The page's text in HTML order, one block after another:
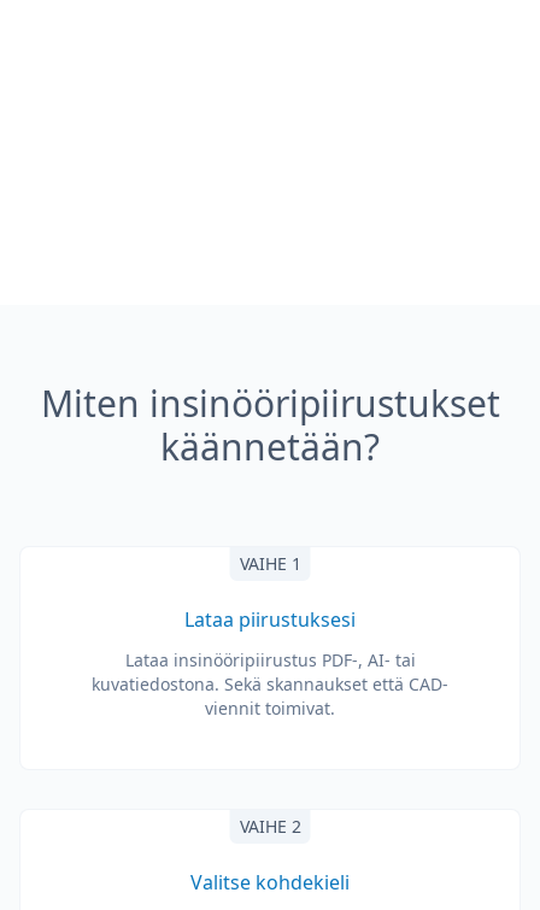
Miten insinööripiirustukset
käännetään?
VAIHE 1
Lataa piirustuksesi
Lataa insinööripiirustus PDF-, AI- tai
kuvatiedostona. Sekä skannaukset että CAD-
viennit toimivat.
VAIHE 2
Valitse kohdekieli